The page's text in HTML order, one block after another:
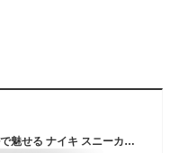
【動画あり】2026夏新作 送料無料 ソールで魅せる ナイキ スニーカー メンズ NIKE リアックス 8 シューズ 靴 REAX 8 NSW SL ベージュ ir5118